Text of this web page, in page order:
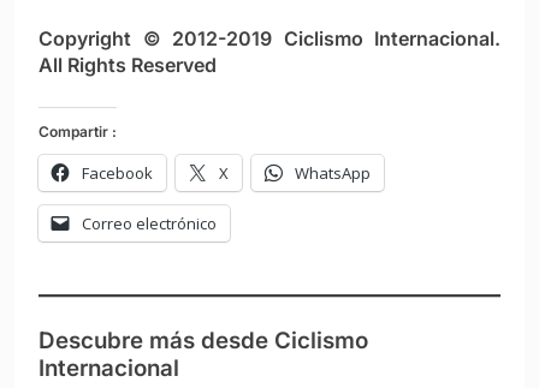
Copyright © 2012-2019 Ciclismo Internacional.
All Rights Reserved
Compartir :
Facebook X WhatsApp
Correo electrónico
Descubre más desde Ciclismo
Internacional